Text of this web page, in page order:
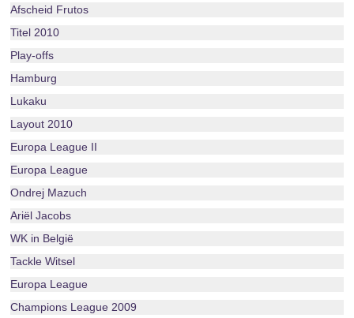
Afscheid Frutos
Titel 2010
Play-offs
Hamburg
Lukaku
Layout 2010
Europa League II
Europa League
Ondrej Mazuch
Ariël Jacobs
WK in België
Tackle Witsel
Europa League
Champions League 2009